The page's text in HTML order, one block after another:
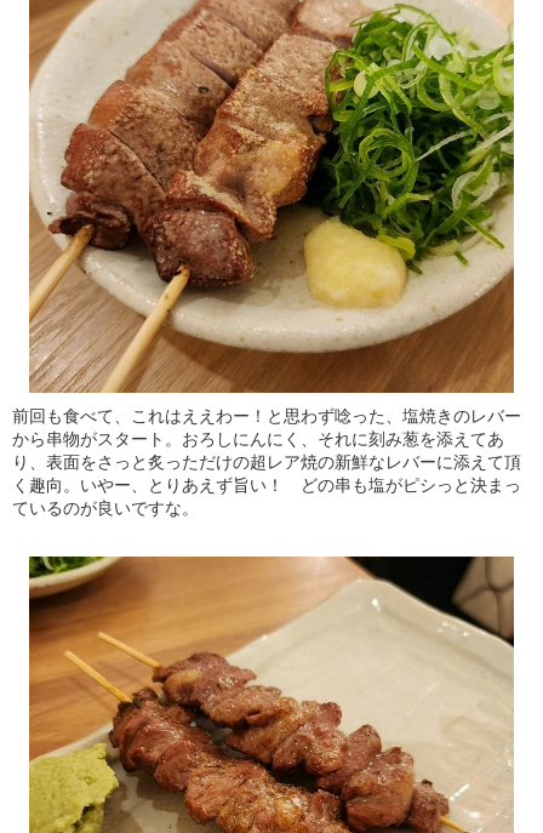
前回も食べて、これはええわー！と思わず唸った、塩焼きのレバー
から串物がスタート。おろしにんにく、それに刻み葱を添えてあ
り、表面をさっと炙っただけの超レア焼の新鮮なレバーに添えて頂
く趣向。いやー、とりあえず旨い！ どの串も塩がピシっと決まっ
ているのが良いですな。